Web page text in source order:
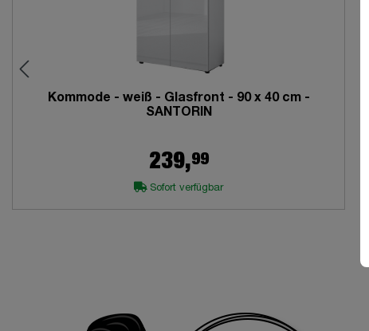
Kommode - weiß - Glasfront - 90 x 40 cm -
SANTORIN
239,99
Sofort verfügbar